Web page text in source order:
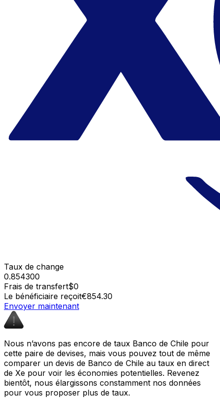
Taux de change
0.854300
Frais de transfert$0
Le bénéficiaire reçoit€854.30
Envoyer maintenant
Nous n’avons pas encore de taux Banco de Chile pour
cette paire de devises, mais vous pouvez tout de même
comparer un devis de Banco de Chile au taux en direct
de Xe pour voir les économies potentielles. Revenez
bientôt, nous élargissons constamment nos données
pour vous proposer plus de taux.